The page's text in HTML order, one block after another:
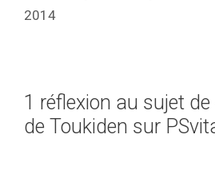
2014
1 réflexion au sujet de
de Toukiden sur